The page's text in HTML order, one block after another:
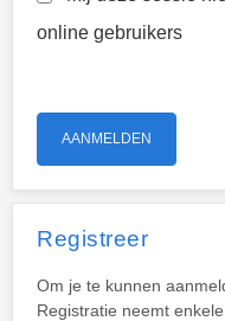
online gebruikers
Registreer
Om je te kunnen
Registratie neemt